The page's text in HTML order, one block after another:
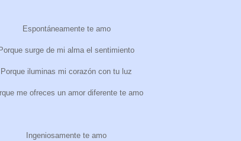
Espontáneamente te amo
Porque surge de mi alma el sentimiento
Porque iluminas mi corazón con tu luz
me ofreces un amor diferente te amo
Ingeniosamente te amo